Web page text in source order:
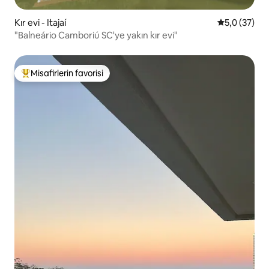
Kır evi - Itajaí 5 üzerinden
5,0 (37)
"Balneário Camboriú SC'ye yakın kır evi"
Misafirlerin favorilerinden en beğenilenler arasında
Misafirlerin favorisi